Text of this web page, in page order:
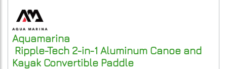
Aquamarina
Ripple-Tech 2-in-1 Aluminum Canoe and
Kayak Convertible Paddle